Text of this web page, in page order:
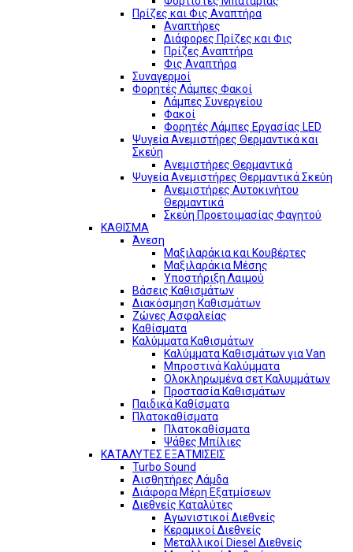
Πρίζες και Φις Αναπτήρα
Αναπτήρες
Διάφορες Πρίζες και Φις
Πρίζες Αναπτήρα
Φις Αναπτήρα
Συναγερμοί
Φορητές Λάμπες Φακοί
Λάμπες Συνεργείου
Φακοί
Φορητές Λάμπες Εργασίας LED
Ψυγεία Ανεμιστήρες Θερμαντικά και
Σκεύη
Ανεμιστήρες Θερμαντικά
Ψυγεία Ανεμιστήρες Θερμαντικά Σκεύη
Ανεμιστήρες Αυτοκινήτου
Θερμαντικά
Σκεύη Προετοιμασίας Φαγητού
ΚΑΘΙΣΜΑ
Άνεση
Μαξιλαράκια και Κουβέρτες
Μαξιλαράκια Μέσης
Υποστήριξη Λαιμού
Βάσεις Καθισμάτων
Διακόσμηση Καθισμάτων
Ζώνες Ασφαλείας
Καθίσματα
Καλύμματα Καθισμάτων
Καλύμματα Καθισμάτων για Van
Μπροστινά Καλύμματα
Ολοκληρωμένα σετ Καλυμμάτων
Προστασία Καθισμάτων
Παιδικά Καθίσματα
Πλατοκαθίσματα
Πλατοκαθίσματα
Ψάθες Μπίλιες
ΚΑΤΑΛΥΤΕΣ ΕΞΑΤΜΙΣΕΙΣ
Turbo Sound
Αισθητήρες Λάμδα
Διάφορα Μέρη Εξατμίσεων
Διεθνείς Καταλύτες
Αγωνιστικοί Διεθνείς
Κεραμικοί Διεθνείς
Μεταλλικοί Diesel Διεθνείς